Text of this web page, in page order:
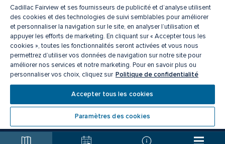
Mercredi
10 h 00 - 19 h 00
Jeudi
10 h 00 - 21 h 00
Vendredi
10 h 00 - 21 h 00
Samedi
9 h 00 - 19 h 00
Dimanche
10 h 00 - 18 h 00
ᴹᴰ une marque déposée de La Corporation Cadillac Fairview limitée.
Politique de confidentialité
Accessibilité
Centre de préférences des cookies
Cadillac Fairview et ses fournisseurs de publicité et d’analyse utilisent
des cookies et des technologies de suivi semblables pour améliorer
et personnaliser la navigation sur le site, en analyser l’utilisation et
appuyer les efforts de marketing. En cliquant sur « Accepter tous les
cookies », toutes les fonctionnalités seront activées et vous nous
permettrez d’utiliser vos données de navigation sur notre site pour
améliorer nos services et notre marketing. Pour en savoir plus ou
personnaliser vos choix, cliquez sur Politique de confidentialité
Accepter tous les cookies
Paramètres des cookies